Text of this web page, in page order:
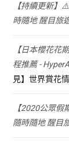
【持續更新】
時隨地 醒目旅
【日本櫻花花
程推薦 -
見】世界賞花
【2020公眾假
隨時隨地 醒目